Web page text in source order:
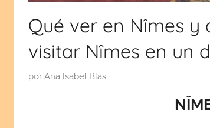
Qué ver en Nîmes y
visitar Nîmes en un
P
por Ana Isabel Blas